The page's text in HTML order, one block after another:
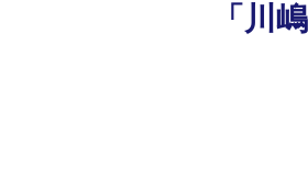
「川